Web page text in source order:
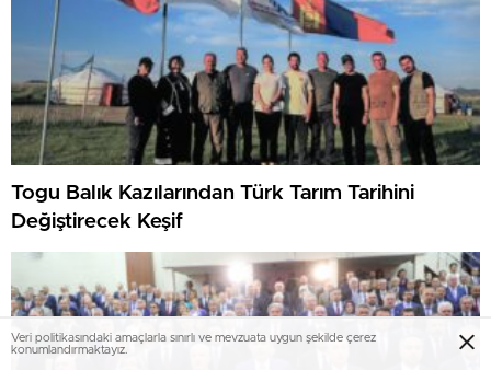
Togu Balık Kazılarından Türk Tarım Tarihini
Değiştirecek Keşif
Veri politikasındaki amaçlarla sınırlı ve mevzuata uygun şekilde çerez
konumlandırmaktayız.